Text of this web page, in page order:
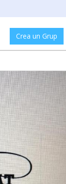
Crea un Grup